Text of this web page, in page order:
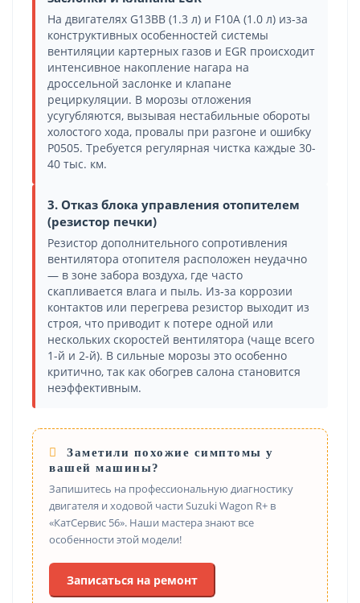
На двигателях G13BB (1.3 л) и F10A (1.0 л) из-за
конструктивных особенностей системы
вентиляции картерных газов и EGR происходит
интенсивное накопление нагара на
дроссельной заслонке и клапане
рециркуляции. В морозы отложения
усугубляются, вызывая нестабильные обороты
холостого хода, провалы при разгоне и ошибку
P0505. Требуется регулярная чистка каждые 30-
40 тыс. км.
3. Отказ блока управления отопителем
(резистор печки)
Резистор дополнительного сопротивления
вентилятора отопителя расположен неудачно
— в зоне забора воздуха, где часто
скапливается влага и пыль. Из-за коррозии
контактов или перегрева резистор выходит из
строя, что приводит к потере одной или
нескольких скоростей вентилятора (чаще всего
1-й и 2-й). В сильные морозы это особенно
критично, так как обогрев салона становится
неэффективным.
Заметили похожие симптомы у
вашей машины?
Запишитесь на профессиональную диагностику
двигателя и ходовой части Suzuki Wagon R+ в
«КатСервис 56». Наши мастера знают все
особенности этой модели!
Записаться на ремонт